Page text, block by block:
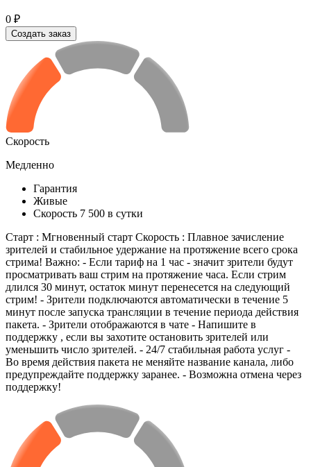
0 ₽
Создать заказ
Скорость
Медленно
Гарантия
Живые
Скорость 7 500 в сутки
Старт : Мгновенный старт Скорость : Плавное зачисление
зрителей и стабильное удержание на протяжение всего срока
стрима! Важно: - Если тариф на 1 час - значит зрители будут
просматривать ваш стрим на протяжение часа. Если стрим
длился 30 минут, остаток минут перенесется на следующий
стрим! - Зрители подключаются автоматически в течение 5
минут после запуска трансляции в течение периода действия
пакета. - Зрители отображаются в чате - Напишите в
поддержку , если вы захотите остановить зрителей или
уменьшить число зрителей. - 24/7 стабильная работа услуг -
Во время действия пакета не меняйте название канала, либо
предупреждайте поддержку заранее. - Возможна отмена через
поддержку!